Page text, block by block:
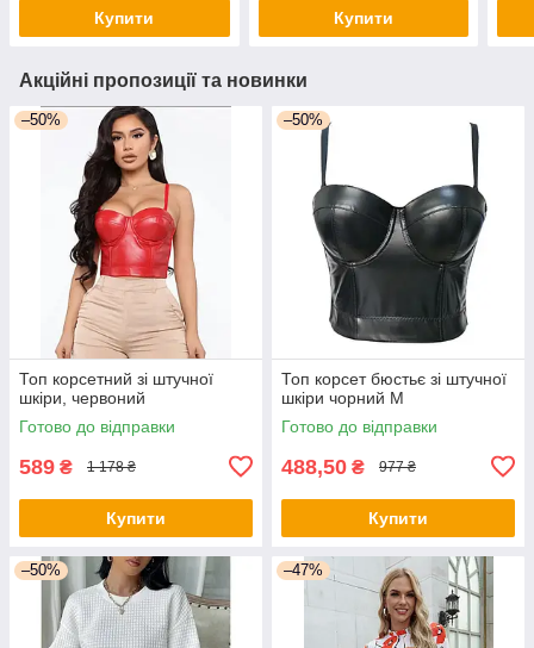
Купити Купити
Акційні пропозиції та новинки
–50%
Топ корсетний зі штучної
шкіри, червоний
Готово до відправки
589 ₴ 1 178 ₴
Купити
–50%
Топ корсет бюстьє зі штучної
шкіри чорний М
Готово до відправки
488,50 ₴ 977 ₴
Купити
–50% –47%